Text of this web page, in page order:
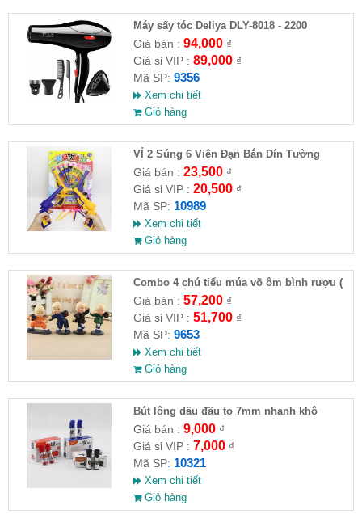
Máy sấy tóc Deliya DLY-8018 - 2200
Giá bán : 94,000₫
Giá sỉ VIP : 89,000₫
Mã SP: 9356
Xem chi tiết
Giỏ hàng
VỈ 2 Súng 6 Viên Đạn Bắn Dín Tường
Giá bán : 23,500₫
Giá sỉ VIP : 20,500₫
Mã SP: 10989
Xem chi tiết
Giỏ hàng
Combo 4 chú tiểu múa võ ôm bình rượu (
HĐ )
Giá bán : 57,200₫
Giá sỉ VIP : 51,700₫
Mã SP: 9653
Xem chi tiết
Giỏ hàng
Bút lông dầu đầu to 7mm nhanh khô
Giá bán : 9,000₫
Giá sỉ VIP : 7,000₫
Mã SP: 10321
Xem chi tiết
Giỏ hàng